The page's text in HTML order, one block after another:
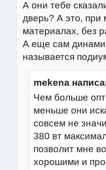
А они тебе
дверь? А это, при
материалах, без
А еще сам
называется
mekena
Чем больше
меньше они
совсем не
380 вт
позволит мне
хорошими и